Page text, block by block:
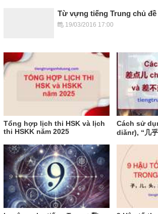
Từ vựng tiếng Trung chủ đề
19/03/2016 17:00
Tổng hợp lịch thi HSK và lịch
thi HSKK năm 2025
Cách sử
diǎnr), “几